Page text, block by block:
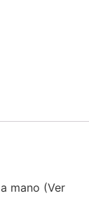
mano (Ver